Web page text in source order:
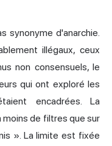
synonyme d'anarchie.
illégaux, ceux
non consensuels, le
qui ont exploré les
encadrées. La
de filtres que sur
». La limite est fixée